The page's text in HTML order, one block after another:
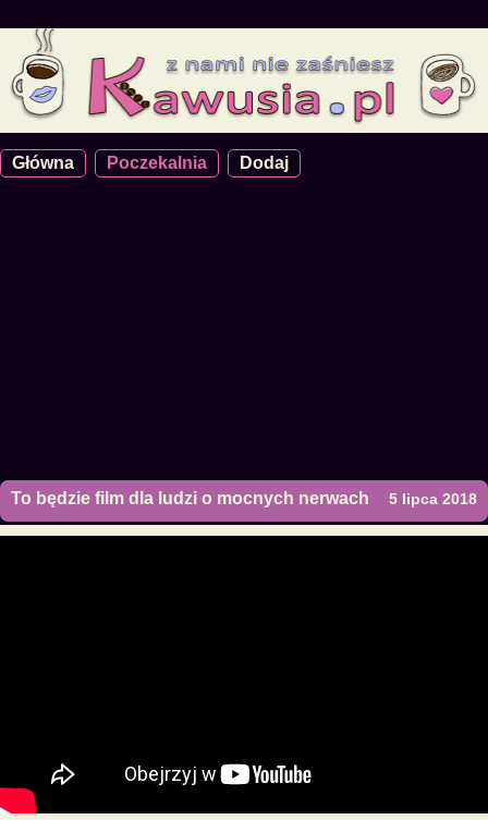
Główna Poczekalnia Dodaj
To będzie film dla ludzi o mocnych nerwach 5 lipca 2018